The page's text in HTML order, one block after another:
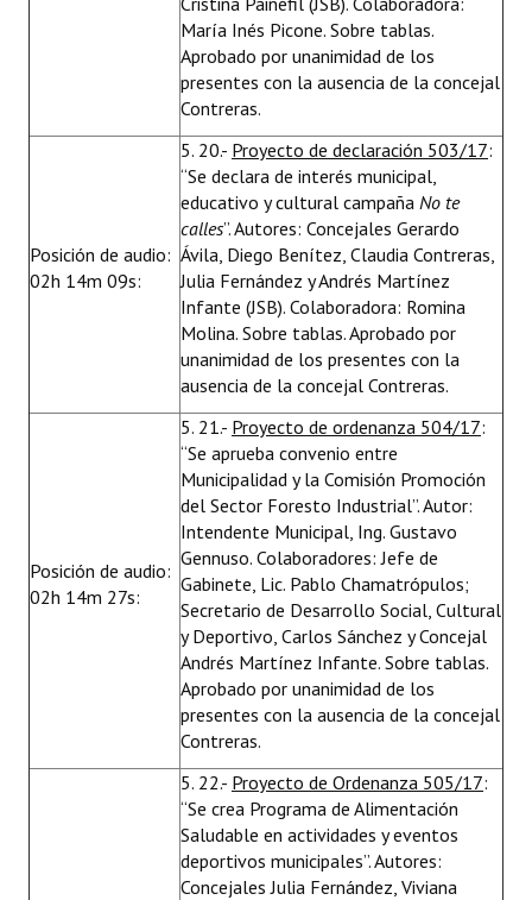
María Inés Picone. Sobre tablas.
Aprobado por unanimidad de los
presentes con la ausencia de la concejal
Contreras.
Posición de audio:
02h 14m 09s:
5. 20.- Proyecto de declaración 503/17:
“Se declara de interés municipal,
educativo y cultural campaña No te
calles”. Autores: Concejales Gerardo
Ávila, Diego Benítez, Claudia Contreras,
Julia Fernández y Andrés Martínez
Infante (JSB). Colaboradora: Romina
Molina. Sobre tablas. Aprobado por
unanimidad de los presentes con la
ausencia de la concejal Contreras.
Posición de audio:
02h 14m 27s:
5. 21.- Proyecto de ordenanza 504/17:
“Se aprueba convenio entre
Municipalidad y la Comisión Promoción
del Sector Foresto Industrial”. Autor:
Intendente Municipal, Ing. Gustavo
Gennuso. Colaboradores: Jefe de
Gabinete, Lic. Pablo Chamatrópulos;
Secretario de Desarrollo Social, Cultural
y Deportivo, Carlos Sánchez y Concejal
Andrés Martínez Infante. Sobre tablas.
Aprobado por unanimidad de los
presentes con la ausencia de la concejal
Contreras.
5. 22.- Proyecto de Ordenanza 505/17:
“Se crea Programa de Alimentación
Saludable en actividades y eventos
deportivos municipales”. Autores:
Concejales Julia Fernández, Viviana